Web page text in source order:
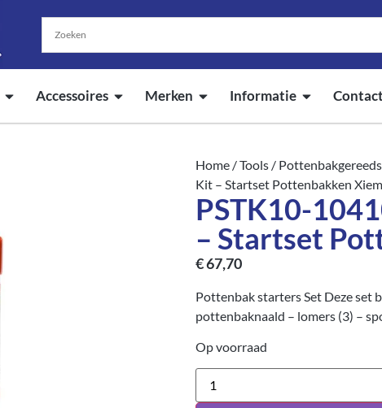
Accessoires Merken Informatie Contact
Home /Tools /
Kit – Startset Pottenbakken
PSTK10-
– Startset
€67,70
Pottenbak starters Set Deze set
pottenbaknaald – lomers (3) –
Op voorraad